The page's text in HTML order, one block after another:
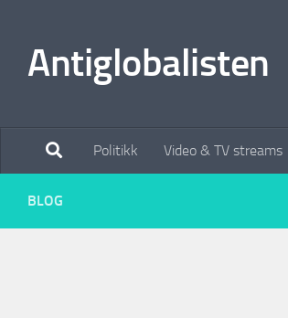
Antiglobalisten
Politikk Video & TV streams
BLOG